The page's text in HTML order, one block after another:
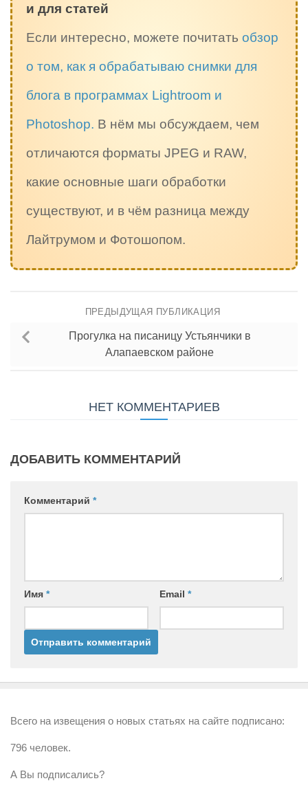
и для статей
Если интересно, можете почитать обзор
о том, как я обрабатываю снимки для
блога в программах Lightroom и
Photoshop. В нём мы обсуждаем, чем
отличаются форматы JPEG и RAW,
какие основные шаги обработки
существуют, и в чём разница между
Лайтрумом и Фотошопом.
ПРЕДЫДУЩАЯ ПУБЛИКАЦИЯ
Прогулка на писаницу Устьянчики в
Алапаевском районе
НЕТ КОММЕНТАРИЕВ
ДОБАВИТЬ КОММЕНТАРИЙ
Комментарий *
Имя * Email *
Всего на извещения о новых статьях на сайте подписано:
796 человек.
А Вы подписались?